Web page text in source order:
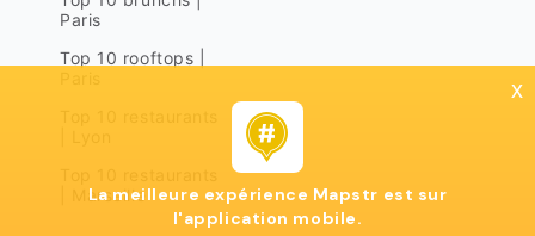
Paris
Top 10 rooftops |
| Marseille
x
La meilleure expérience Mapstr est sur
l'application mobile.